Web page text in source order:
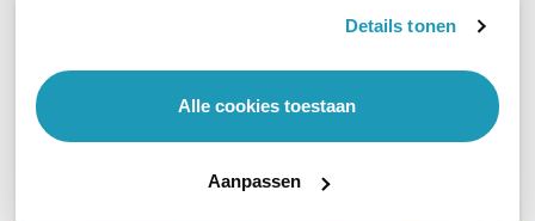
Details tonen
Alle cookies toestaan
Aanpassen
Vraag het onze experts!